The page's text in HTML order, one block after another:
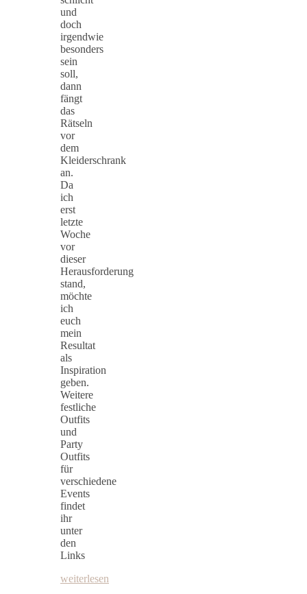
und
doch
irgendwie
besonders
sein
soll,
dann
fängt
das
Rätseln
vor
dem
Kleiderschrank
an.
Da
ich
erst
letzte
Woche
vor
dieser
Herausforderung
stand,
möchte
ich
euch
mein
Resultat
als
Inspiration
geben.
Weitere
festliche
Outfits
und
Party
Outfits
für
verschiedene
Events
findet
ihr
unter
den
Links
weiterlesen